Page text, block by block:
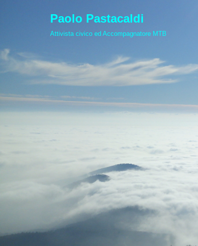
contenuto
Paolo Pastacaldi
Attivista civico ed Accompagnatore MTB